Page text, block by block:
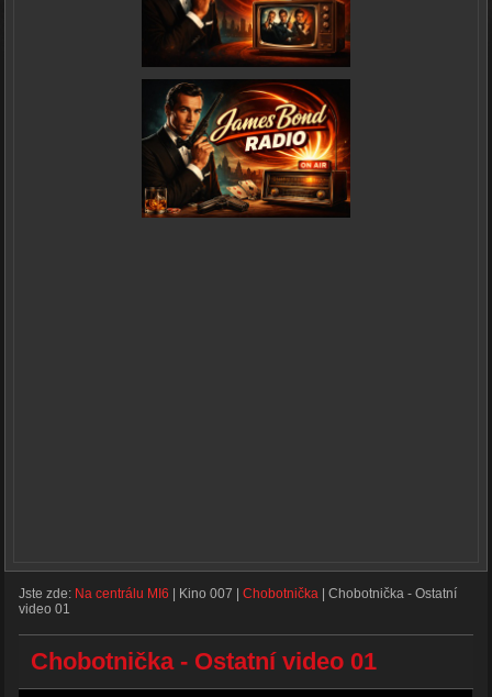
Jste zde: Na centrálu MI6 Kino 007 |Chobotnička |Chobotnička - Ostatní
video 01
Chobotnička - Ostatní video 01